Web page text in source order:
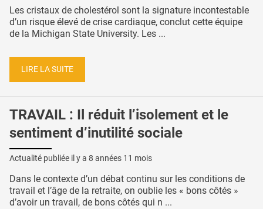
Les cristaux de cholestérol sont la signature incontestable
d’un risque élevé de crise cardiaque, conclut cette équipe
de la Michigan State University. Les ...
LIRE LA SUITE
TRAVAIL : Il réduit l’isolement et le
sentiment d’inutilité sociale
Actualité publiée il y a 8 années 11 mois
Dans le contexte d’un débat continu sur les conditions de
travail et l’âge de la retraite, on oublie les « bons côtés »
d’avoir un travail, de bons côtés qui n ...